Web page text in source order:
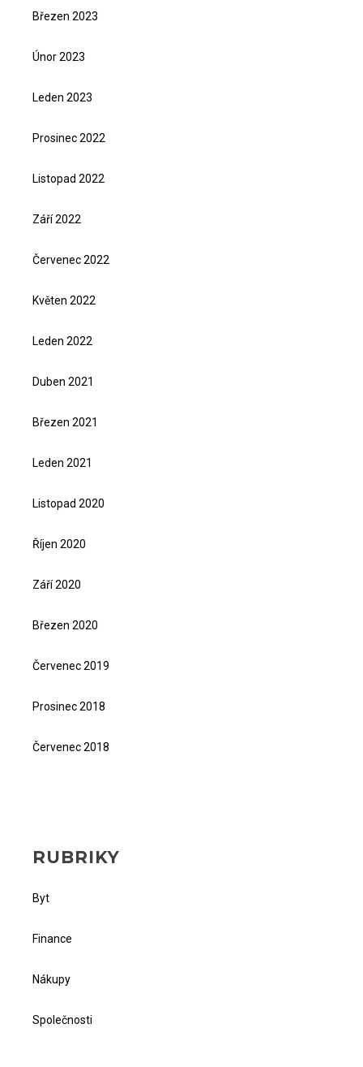
Březen 2023
Únor 2023
Leden 2023
Prosinec 2022
Listopad 2022
Září 2022
Červenec 2022
Květen 2022
Leden 2022
Duben 2021
Březen 2021
Leden 2021
Listopad 2020
Říjen 2020
Září 2020
Březen 2020
Červenec 2019
Prosinec 2018
Červenec 2018
RUBRIKY
Byt
Finance
Nákupy
Společnosti